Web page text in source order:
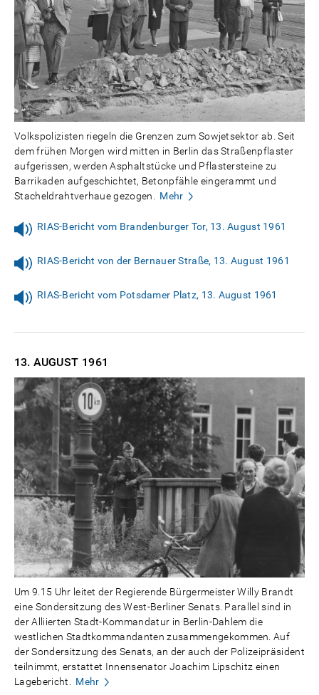
Volkspolizisten riegeln die Grenzen zum Sowjetsektor ab. Seit
dem frühen Morgen wird mitten in Berlin das Straßenpflaster
aufgerissen, werden Asphaltstücke und Pflastersteine zu
Barrikaden aufgeschichtet, Betonpfähle eingerammt und
Stacheldrahtverhaue gezogen.
Mehr
RIAS-Bericht vom Brandenburger Tor, 13. August 1961
RIAS-Bericht von der Bernauer Straße, 13. August 1961
RIAS-Bericht vom Potsdamer Platz, 13. August 1961
13. AUGUST 1961
Um 9.15 Uhr leitet der Regierende Bürgermeister Willy Brandt
eine Sondersitzung des West-Berliner Senats. Parallel sind in
der Alliierten Stadt-Kommandatur in Berlin-Dahlem die
westlichen Stadtkommandanten zusammengekommen. Auf
der Sondersitzung des Senats, an der auch der Polizeipräsident
teilnimmt, erstattet Innensenator Joachim Lipschitz einen
Lagebericht.
Mehr